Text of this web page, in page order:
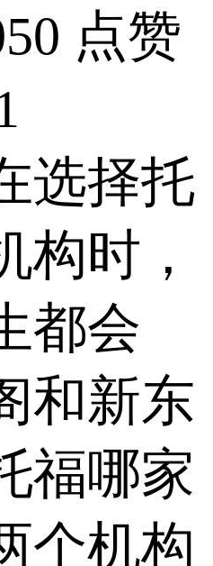
点赞
选择托
构时，
都会
和新东
福哪家
个机构